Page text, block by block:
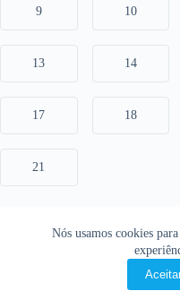
Nós usamos cookies
9 10
13 14
17 18
21
Copyright © 2026 • O